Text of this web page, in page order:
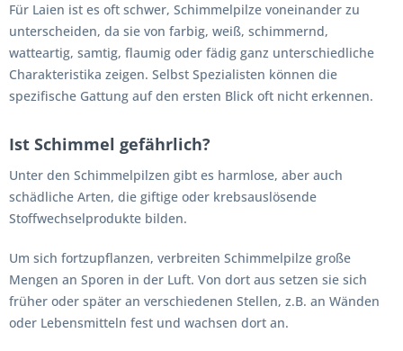
Für Laien ist es oft schwer, Schimmelpilze voneinander zu
unterscheiden, da sie von farbig, weiß, schimmernd,
watteartig, samtig, flaumig oder fädig ganz unterschiedliche
Charakteristika zeigen. Selbst Spezialisten können die
spezifische Gattung auf den ersten Blick oft nicht erkennen.
Ist Schimmel gefährlich?
Unter den Schimmelpilzen gibt es harmlose, aber auch
schädliche Arten, die giftige oder krebsauslösende
Stoffwechselprodukte bilden.
Um sich fortzupflanzen, verbreiten Schimmelpilze große
Mengen an Sporen in der Luft. Von dort aus setzen sie sich
früher oder später an verschiedenen Stellen, z.B. an Wänden
oder Lebensmitteln fest und wachsen dort an.